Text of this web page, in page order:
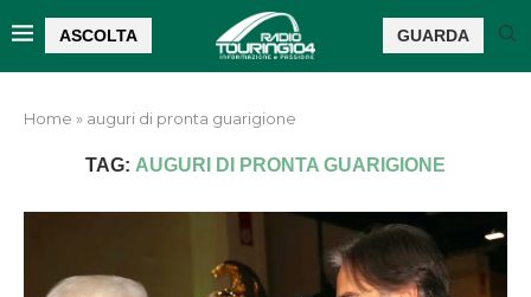
ASCOLTA GUARDA
Home » auguri di pronta guarigione
TAG: AUGURI DI PRONTA GUARIGIONE